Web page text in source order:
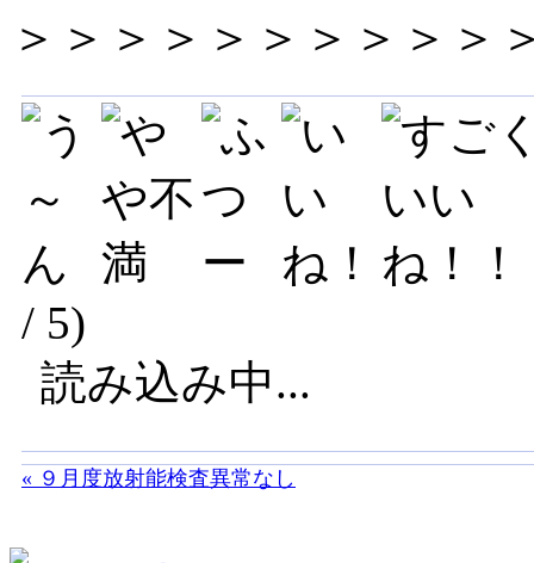
＞＞＞＞＞＞＞＞＞＞
/ 5)
読み込み中...
« ９月度放射能検査異常なし